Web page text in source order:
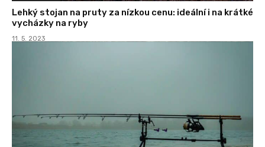
Lehký stojan na pruty za nízkou cenu: ideální i na krátké
vycházky na ryby
11. 5. 2023